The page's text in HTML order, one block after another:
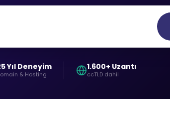
Yıl Deneyim
& Hosting
1.600+ Uzantı
ccTLD dahil